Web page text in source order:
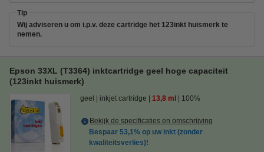
Tip
Wij adviseren u om i.p.v. deze cartridge het 123inkt huismerk te
nemen.
Epson 33XL (T3364) inktcartridge geel hoge capaciteit
(123inkt huismerk)
geel inkjet cartridge 13,8 ml 100%
Bekijk de specificaties en omschrijving
Bespaar 53,1% op uw inkt (zonder
kwaliteitsverlies)!